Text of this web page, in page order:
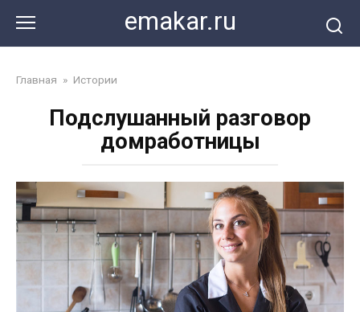
контенту
emakar.ru
Главная » Истории
Подслушанный разговор
домработницы